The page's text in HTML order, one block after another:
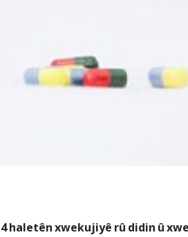
haletên xwekujiyê rû didin û